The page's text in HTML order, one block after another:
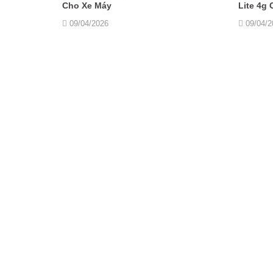
Cho Xe Máy
09/04/2026
Lite 4g
09/04/